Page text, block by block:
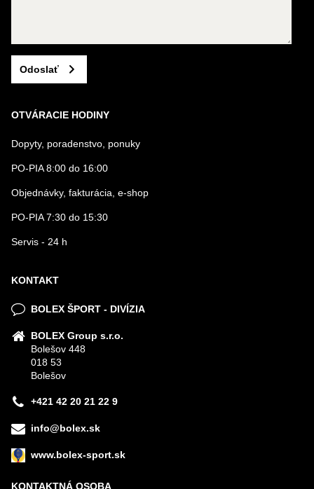
Odoslať
OTVÁRACIE HODINY
Dopyty, poradenstvo, ponuky
PO-PIA 8:00 do 16:00
Objednávky, fakturácia, e-shop
PO-PIA 7:30 do 15:30
Servis - 24 h
KONTAKT
BOLEX ŠPORT - DIVÍZIA
BOLEX Group s.r.o.
Bolešov 448
018 53
Bolešov
+421 42 20 21 22 9
info@bolex.sk
www.bolex-sport.sk
KONTAKTNÁ OSOBA